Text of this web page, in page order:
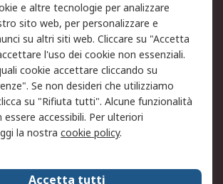
Informativa Privacy -
Aggiornata
Termini d'uso
vendita
Condizioni generali di
servizio
Contattaci
e altre tecnologie per analizzare
sito web, per personalizzare e
su altri siti web. Cliccare su "Accetta
l'uso dei cookie non essenziali.
cookie accettare cliccando su
Se non desideri che utilizziamo
su "Rifiuta tutti". Alcune funzionalità
accessibili. Per ulteriori
la nostra cookie policy.
Accetta tutti